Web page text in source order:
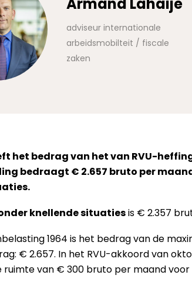
adviseur internationale
arbeidsmobilteit / fiscale
zaken
het bedrag van het van RVU-
bedraagt € 2.657 bruto per
knellende situatiesis € 2.357
1964 is het bedrag van de
€ 2.657. In het RVU-akkoord van
ruimte van € 300 bruto per maand